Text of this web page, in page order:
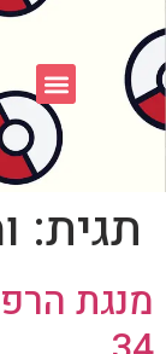
תגית:
מנגת